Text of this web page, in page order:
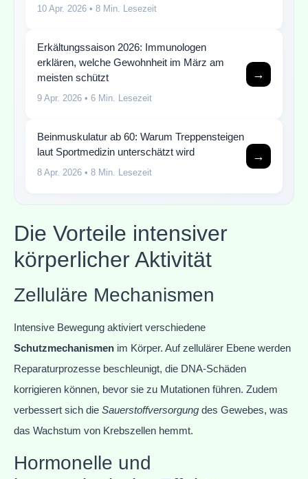
10 Apr. 2026 • 8 Min. Lesezeit
Erkältungssaison 2026: Immunologen
erklären, welche Gewohnheit im März am
meisten schützt
9 Apr. 2026 • 6 Min. Lesezeit
→
Beinmuskulatur ab 60: Warum Treppensteigen
laut Sportmedizin unterschätzt wird
8 Apr. 2026 • 8 Min. Lesezeit
→
Die Vorteile intensiver
körperlicher Aktivität
Zelluläre Mechanismen
Intensive Bewegung aktiviert verschiedene
Schutzmechanismen im Körper. Auf zellulärer Ebene werden
Reparaturprozesse beschleunigt, die DNA-Schäden
korrigieren können, bevor sie zu Mutationen führen. Zudem
verbessert sich die Sauerstoffversorgung des Gewebes, was
das Wachstum von Krebszellen hemmt.
Hormonelle und